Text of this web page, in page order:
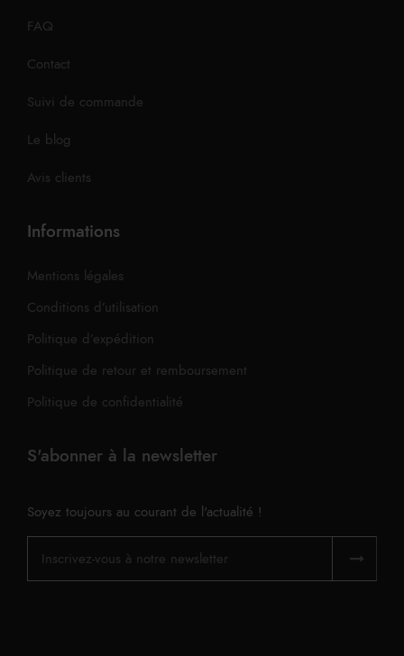
FAQ
Contact
Suivi de commande
Le blog
Avis clients
Informations
Mentions légales
Conditions d’utilisation
Politique d’expédition
Politique de retour et remboursement
Politique de confidentialité
S'abonner à la newsletter
Soyez toujours au courant de l'actualité !